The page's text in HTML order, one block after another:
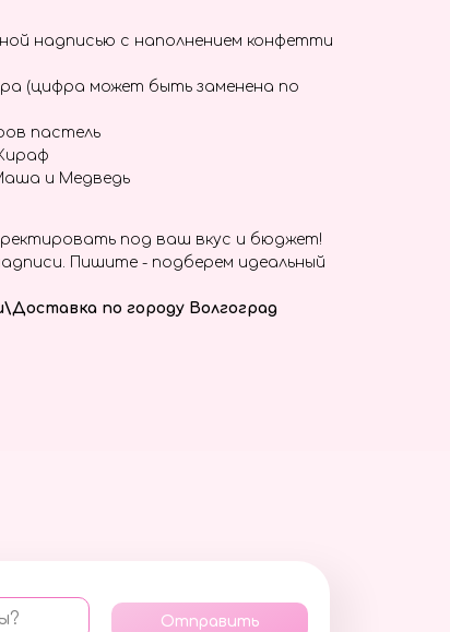
надписью с наполнением конфетти
(цифра может быть заменена по
пастель
и Медведь
под ваш вкус и бюджет!
Пишите - подберем идеальный
по городу Волгоград
Отправить